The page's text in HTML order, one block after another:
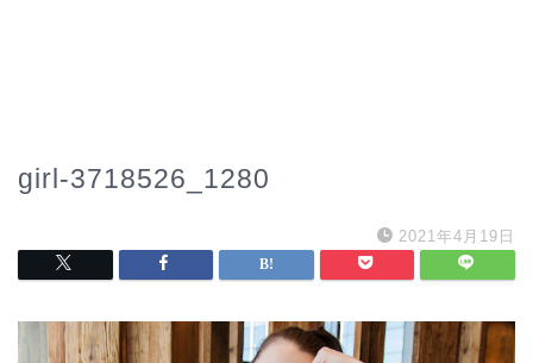
girl-3718526_1280
2021年4月19日